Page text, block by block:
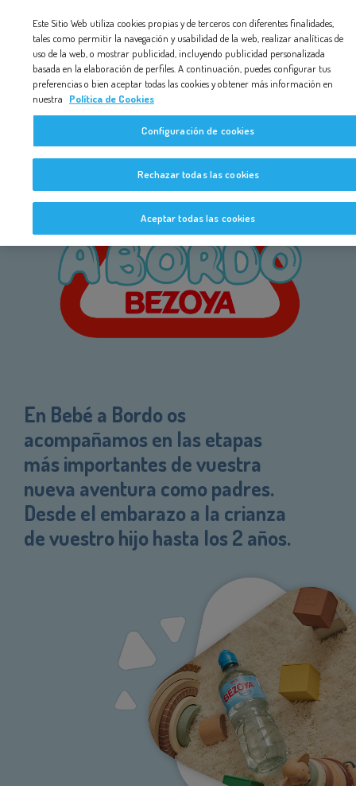
accesibilidad.
En Bebé a Bordo os
acompañamos en las etapas
más importantes de vuestra
nueva aventura como padres.
Desde el embarazo a la crianza
de vuestro hijo hasta los 2 años.
Este Sitio Web utiliza cookies propias y de terceros con diferentes finalidades,
tales como permitir la navegación y usabilidad de la web, realizar analíticas de
uso de la web, o mostrar publicidad, incluyendo publicidad personalizada
basada en la elaboración de perfiles. A continuación, puedes configurar tus
preferencias o bien aceptar todas las cookies y obtener más información en
nuestra
Política de Cookies
Configuración de cookies
Rechazar todas las cookies
Aceptar todas las cookies